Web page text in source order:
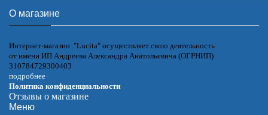
О магазине
Интернет-магазин "Lucita" осуществляет свою деятельность
от имени ИП Андреева Александра Анатольевича (ОГРНИП)
310784729300403
подробнее
Политика конфиденциальности
Отзывы о магазине
Меню